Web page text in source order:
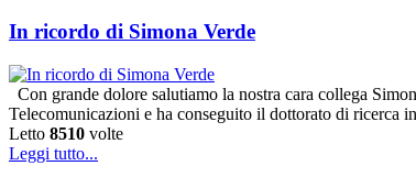
In ricordo di Simona Verde
Con grande dolore salutiamo la nostra cara collega
Telecomunicazioni e ha conseguito il dottorato di ricerca
Letto 8510 volte
Leggi tutto...